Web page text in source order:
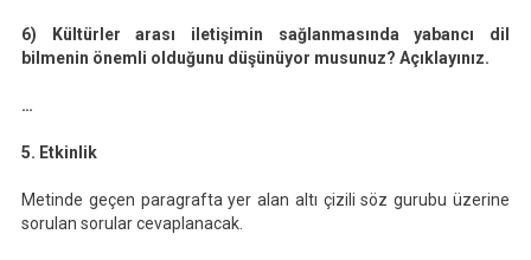
6) Kültürler arası iletişimin sağlanmasında yabancı dil
bilmenin önemli olduğunu düşünüyor musunuz? Açıklayınız.
…
5. Etkinlik
Metinde geçen paragrafta yer alan altı çizili söz gurubu üzerine
sorulan sorular cevaplanacak.